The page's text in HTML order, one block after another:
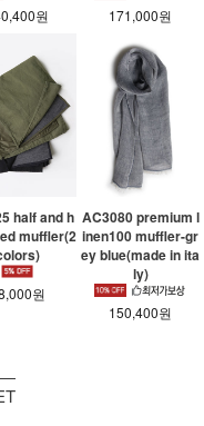
원 171,000원
half and h
muffler(2
원
AC3080 premium l
inen100 muffler-gr
ey blue(made in ita
ly)
150,400원